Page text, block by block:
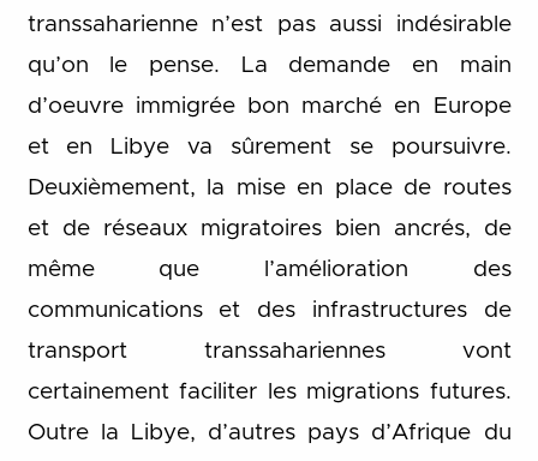
transsaharienne n’est pas aussi indésirable
qu’on le pense. La demande en main
d’oeuvre immigrée bon marché en Europe
et en Libye va sûrement se poursuivre.
Deuxièmement, la mise en place de routes
et de réseaux migratoires bien ancrés, de
même que l’amélioration des
communications et des infrastructures de
transport transsahariennes vont
certainement faciliter les migrations futures.
Outre la Libye, d’autres pays d’Afrique du